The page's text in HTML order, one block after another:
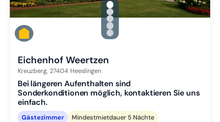
gallery.slide_selector
Zu Slide 1 wechseln
Zu Slide 2 wechseln
Zu Slide 3 wechseln
Zu Slide 4 wechseln
Zu Slide 5 wechseln
Eichenhof Weertzen
Kreuzberg, 27404 Heeslingen
Bei längeren Aufenthalten sind
Sonderkonditionen möglich, kontaktieren Sie uns
einfach.
Gästezimmer
Mindestmietdauer 5 Nächte